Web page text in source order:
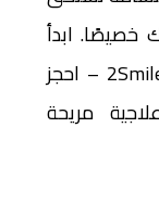
ابدأ
اليوم واستعد لاكتشاف الفرق مع 2Smile – احجز
مريحة